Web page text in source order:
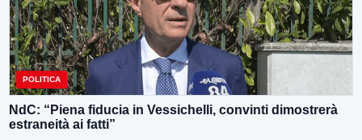
POLITICA
NdC: “Piena fiducia in Vessichelli, convinti dimostrerà
estraneità ai fatti”